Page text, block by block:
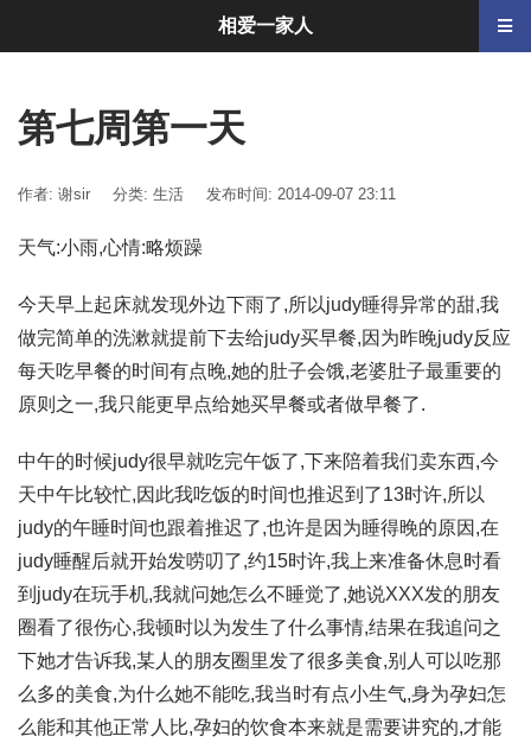
第七周第一天
作者: 谢sir 分类: 生活 发布时间: 2014-09-07 23:11
天气:小雨,心情:略烦躁
今天早上起床就发现外边下雨了,所以judy睡得异常的甜,我
做完简单的洗漱就提前下去给judy买早餐,因为昨晚judy反应
每天吃早餐的时间有点晚,她的肚子会饿,老婆肚子最重要的
原则之一,我只能更早点给她买早餐或者做早餐了.
中午的时候judy很早就吃完午饭了,下来陪着我们卖东西,今
天中午比较忙,因此我吃饭的时间也推迟到了13时许,所以
judy的午睡时间也跟着推迟了,也许是因为睡得晚的原因,在
judy睡醒后就开始发唠叨了,约15时许,我上来准备休息时看
到judy在玩手机,我就问她怎么不睡觉了,她说XXX发的朋友
圈看了很伤心,我顿时以为发生了什么事情,结果在我追问之
下她才告诉我,某人的朋友圈里发了很多美食,别人可以吃那
么多的美食,为什么她不能吃,我当时有点小生气,身为孕妇怎
么能和其他正常人比,孕妇的饮食本来就是需要讲究的,才能
相爱一家人